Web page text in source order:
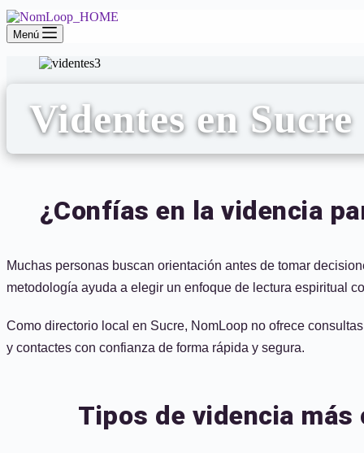
Menú
Videntes en Sucre
¿Confías en la videncia
Muchas personas buscan orientación antes de tomar
metodología ayuda a elegir un enfoque de lectura espiritual
Como directorio local en Sucre, NomLoop no ofrece
y contactes con confianza de forma rápida y segura.
Tipos de videncia